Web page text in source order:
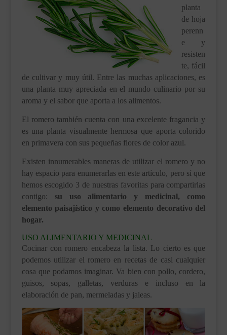
___________________________
VEURE EN CATALÀ
planta
de hoja
perenn
e y
resisten
te, fácil
de cultivar y muy útil. Entre las muchas aplicaciones, es
una planta muy apreciada en el mundo culinario por su
aroma y el sabor que aporta a los alimentos.
El romero también cuenta con una excelente fragancia y
es una planta visualmente hermosa que aporta colorido
en primavera con sus pequeñas flores de color azul.
Existen innumerables maneras de utilizar el romero y no
hay espacio para enumerarlas en este artículo, pero sí que
hemos escogido 3 de nuestras favoritas para compartirlas
contigo: su uso alimentario y medicinal, como
elemento paisajístico y como elemento decorativo del
hogar.
USO ALIMENTARIO Y MEDICINAL
Cocinar con romero encabeza la lista. Lo cierto es que
podemos utilizar el romero en recetas de casi cualquier
cosa que podamos imaginar. Va bien con pollo, cordero,
guisos, sopas, galletas, verduras e incluso en la
elaboración de pan, mermeladas y jaleas.